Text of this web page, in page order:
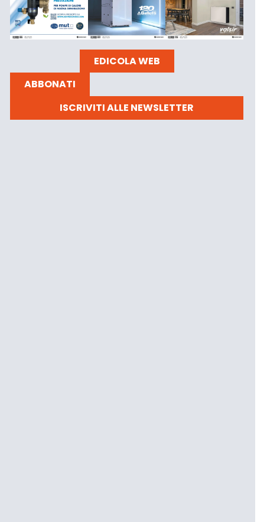
EDICOLA WEB
ABBONATI
ISCRIVITI ALLE NEWSLETTER